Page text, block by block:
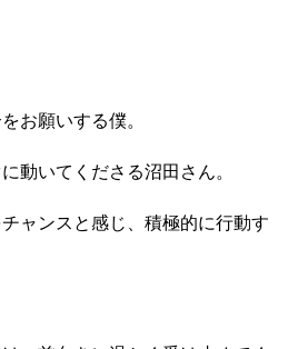
お願いする僕。
動いてくださる沼田さん。
ャンスと感じ、積極的に行動す